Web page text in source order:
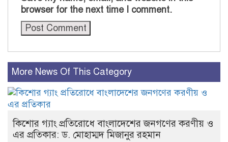
browser for the next time I comment.
More News Of This Category
কিশোর গ্যাং প্রতিরোধে বাংলাদেশের জনগণের করণীয় ও
এর প্রতিকার: ড. মোহাম্মদ মিজানুর রহমান